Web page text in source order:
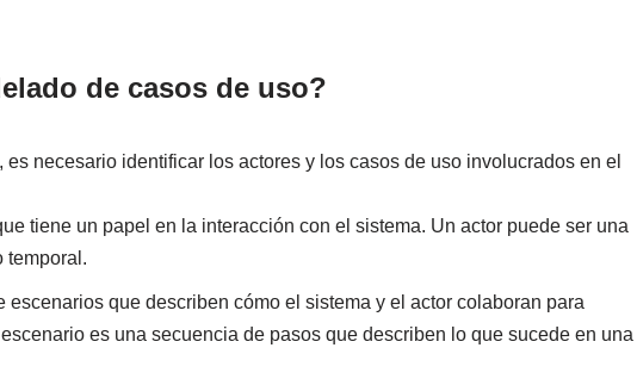
de casos de uso?
necesario identificar los actores y los casos de uso involucrados en el
tiene un papel en la interacción con el sistema. Un actor puede ser una
temporal.
escenarios que describen cómo el sistema y el actor colaboran para
es una secuencia de pasos que describen lo que sucede en una